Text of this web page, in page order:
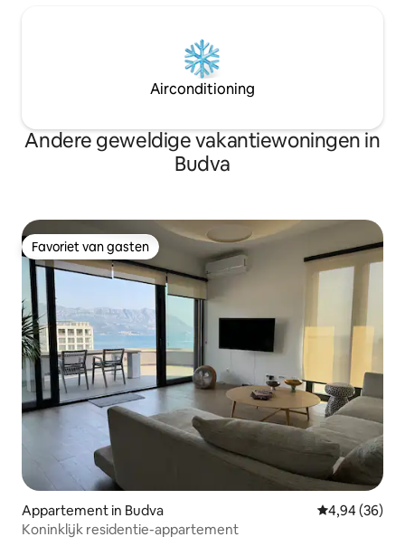
Airconditioning
Andere geweldige vakantiewoningen in
Budva
Favoriet van gasten
Favoriet van gasten
Appartement in Budva Gemiddelde
4,94 (36)
Koninklijk residentie-appartement